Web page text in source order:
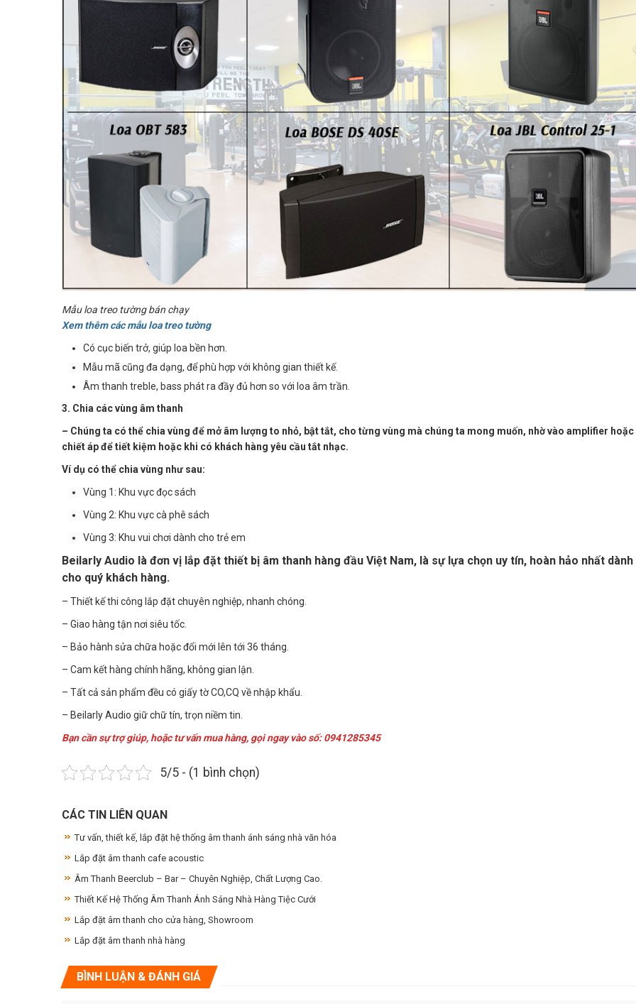
Mẫu loa treo tường bán chạy
Xem thêm các mẫu loa treo tường
Có cục biến trở, giúp loa bền hơn.
Mẫu mã cũng đa dạng, để phù hợp với không gian thiết kế.
Âm thanh treble, bass phát ra đầy đủ hơn so với loa âm trần.
3. Chia các vùng âm thanh
– Chúng ta có thể chia vùng để mở âm lượng to nhỏ, bật tắt, cho từng vùng mà chúng ta mong muốn, nhờ vào amplifier hoặc
chiết áp để tiết kiệm hoặc khi có khách hàng yêu cầu tắt nhạc.
Ví dụ có thể chia vùng như sau:
Vùng 1: Khu vực đọc sách
Vùng 2: Khu vực cà phê sách
Vùng 3: Khu vui chơi dành cho trẻ em
Beilarly Audio là đơn vị lắp đặt thiết bị âm thanh hàng đầu Việt Nam, là sự lựa chọn uy tín, hoàn hảo nhất dành
cho quý khách hàng.
– Thiết kế thi công lắp đặt chuyên nghiệp, nhanh chóng.
– Giao hàng tận nơi siêu tốc.
– Bảo hành sửa chữa hoặc đổi mới lên tới 36 tháng.
– Cam kết hàng chính hãng, không gian lận.
– Tất cả sản phẩm đều có giấy tờ CO,CQ về nhập khẩu.
– Beilarly Audio giữ chữ tín, trọn niềm tin.
Bạn cần sự trợ giúp, hoặc tư vấn mua hàng, gọi ngay vào số:0941285345
5/5 - (1 bình chọn)
CÁC TIN LIÊN QUAN
Tư vấn, thiết kế, lắp đặt hệ thống âm thanh ánh sáng nhà văn hóa
Lắp đặt âm thanh cafe acoustic
Âm Thanh Beerclub – Bar – Chuyên Nghiệp, Chất Lượng Cao.
Thiết Kế Hệ Thống Âm Thanh Ánh Sáng Nhà Hàng Tiệc Cưới
Lắp đặt âm thanh cho cửa hàng, Showroom
Lắp đặt âm thanh nhà hàng
BÌNH LUẬN & ĐÁNH GIÁ